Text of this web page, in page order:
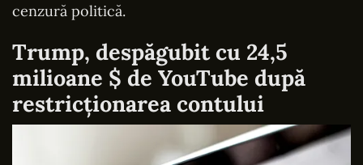
cenzură politică.
Trump, despăgubit cu 24,5
milioane $ de YouTube după
restricționarea contului